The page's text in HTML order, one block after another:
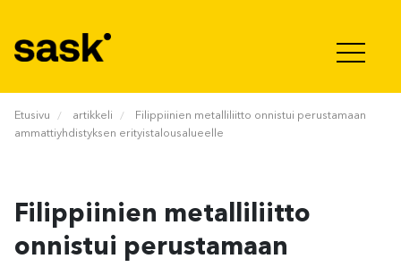
Etusivu artikkeli
Filippiinien metalliliitto onnistui perustamaan
ammattiyhdistyksen erityistalousalueelle
Filippiinien metalliliitto
onnistui perustamaan